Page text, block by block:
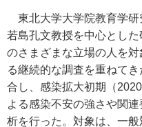
東北大学大学院教育学研
若島孔文教授を中心とし
のさまざまな立場の人を
る継続的な調査を重ねて
合し、感染拡大初期（
よる感染不安の強さや関
析を行った。対象は、一